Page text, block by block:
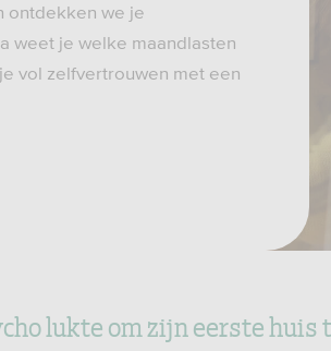
ontdekken we je
weet je welke maandlasten
vol zelfvertrouwen met een
lukte om zijn eerste huis